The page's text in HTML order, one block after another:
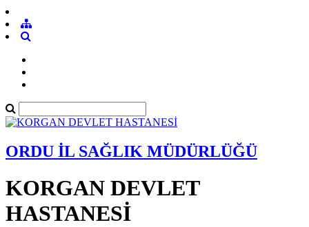
ORDU İL SAĞLIK MÜDÜRLÜĞÜ
KORGAN DEVLET
HASTANESİ